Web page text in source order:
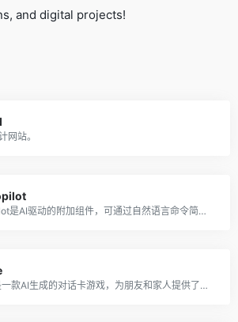
and digital projects!
网站。
Blender Copilot是AI驱动的附加组件，可通过自然语言命令简化3D工作流程。
Lang Game是一款AI生成的对话卡游戏，为朋友和家人提供了有趣而引人入胜的体验。